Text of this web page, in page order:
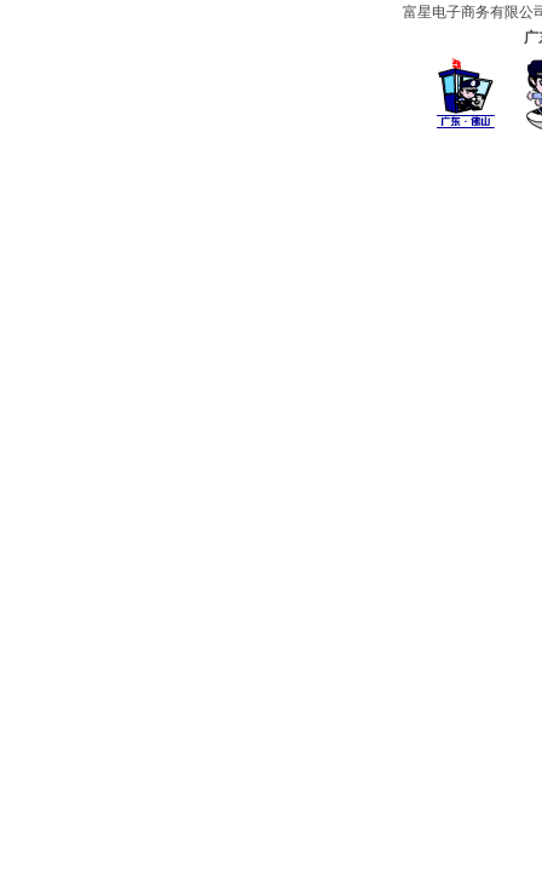
富星电子商务有限公